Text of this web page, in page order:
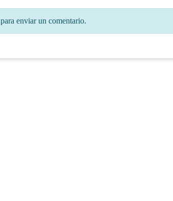
para enviar un comentario.